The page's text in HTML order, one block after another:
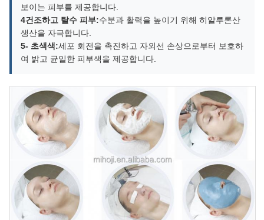
보이는 피부를 제공합니다.
4건조하고 탈수 피부:수분과 활력을 높이기 위해 히알루론산
생산을 자극합니다.
5- 초색색:세포 회전을 촉진하고 자외선 손상으로부터 보호하
여 밝고 균일한 피부색을 제공합니다.